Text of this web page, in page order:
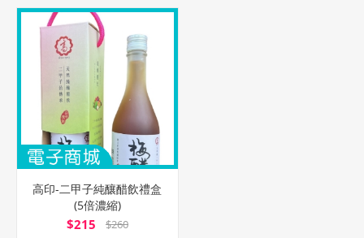
高印-二甲子純釀醋飲禮盒
(5倍濃縮)
$215 $260